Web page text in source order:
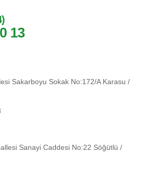
13
Sakarboyu Sokak No:172/A Karasu /
Sanayi Caddesi No:22 Söğütlü /